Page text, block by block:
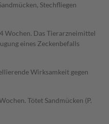
Stechfliegen
Wochen. Das Tierarzneimittel
eines Zeckenbefalls
Wirksamkeit gegen
Tötet Sandmücken (P.